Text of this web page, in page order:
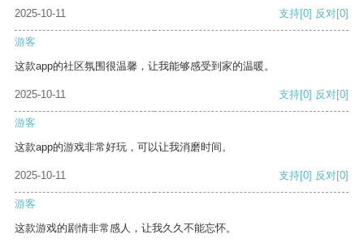
2025-10-11 支持[0] 反对[0]
游客
这款app的社区氛围很温馨，让我能够感受到家的温暖。
2025-10-11 支持[0] 反对[0]
游客
这款app的游戏非常好玩，可以让我消磨时间。
2025-10-11 支持[0] 反对[0]
游客
这款游戏的剧情非常感人，让我久久不能忘怀。